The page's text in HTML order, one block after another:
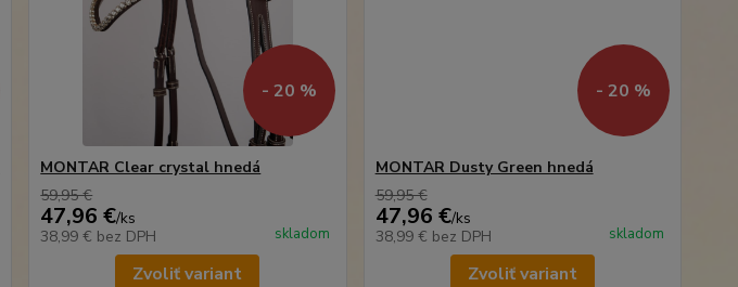
- 20 %
MONTAR Clear crystal hnedá
59,95 €
47,96 €/ks
38,99 € bez DPH skladom
Zvoliť variant
- 20 %
MONTAR Dusty Green hnedá
59,95 €
47,96 €/ks
38,99 € bez DPH skladom
Zvoliť variant